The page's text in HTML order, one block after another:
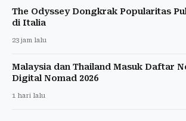
The Odyssey Dongkrak Popularitas
di Italia
23 jam lalu
Malaysia dan Thailand Masuk Daftar
Digital Nomad 2026
1 hari lalu